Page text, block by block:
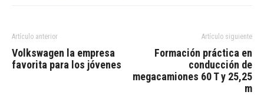
Artículo anterior
Volkswagen la empresa
favorita para los jóvenes
Artículo siguiente
Formación práctica en
conducción de
megacamiones 60 T y 25,25
m